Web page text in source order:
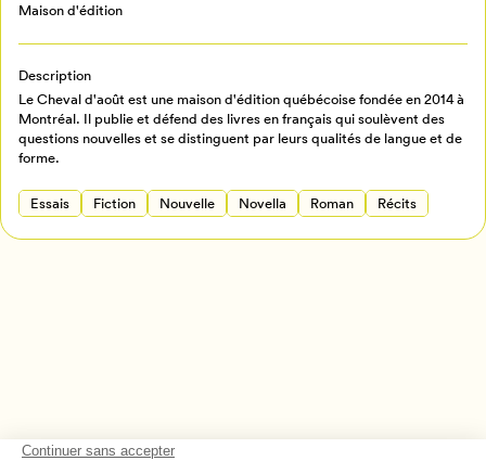
Retour à l’accueil
Maison d'édition
Description
Le Cheval d'août est une maison d'édition québécoise fondée en 2014 à
Montréal. Il publie et défend des livres en français qui soulèvent des
questions nouvelles et se distinguent par leurs qualités de langue et de
forme.
Essais Fiction Nouvelle Novella Roman Récits
Créer un profil
Annuler